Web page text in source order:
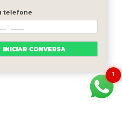
1
telefone
INICIAR CONVERSA